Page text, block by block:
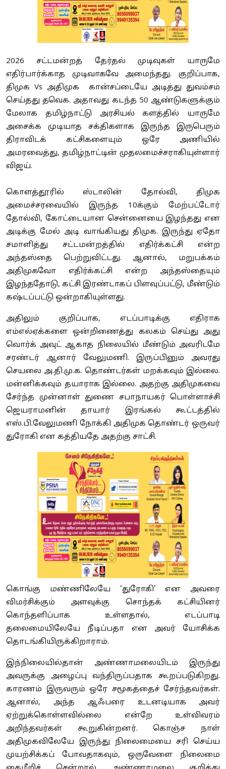
2026 சட்டமன்றத் தேர்தல் முடிவுகள் யாருமே
எதிர்பார்க்காத முடிவாகவே அமைந்தது. குறிப்பாக,
திமுக Vs அதிமுக கான்சப்டையே அடித்து துவம்சம்
செய்தது தவெக. அதாவது கடந்த 50 ஆண்டுகளுக்கும்
மேலாக தமிழ்நாட்டு அரசியல் களத்தில் யாருமே
அசைக்க முடியாத சக்திகளாக இருந்த இருபெரும்
திராவிடக் கட்சிகளையும் ஒரே அணியில்
அமரவைத்து, தமிழ்நாட்டின் முதலமைச்சராகியுள்ளார்
விஜய்.
கொளத்தூரில் ஸ்டாலின் தோல்வி, திமுக
அமைச்சரவையில் இருந்த 10க்கும் மேற்பட்டோர்
தோல்வி, கோட்டையான சென்னையை இழந்தது என
அடிக்கு மேல் அடி வாங்கியது திமுக. இருந்து ஏதோ
சமாளித்து சட்டமன்றத்தில் எதிர்க்கட்சி என்ற
அந்தஸ்தை பெற்றுவிட்டது. ஆனால், மறுபக்கம்
அதிமுகவோ எதிர்க்கட்சி என்ற அந்தஸ்தையும்
இழந்ததோடு, கட்சி இரண்டாகப் பிளவுப்பட்டு, மீண்டும்
கஷ்டப்பட்டு ஒன்றாகியுள்ளது.
அதிலும் குறிப்பாக, எடப்பாடிக்கு எதிராக
எம்எல்ஏக்களை ஒன்றிணைத்து கலகம் செய்து அது
வொர்க் அவுட் ஆகாத நிலையில் மீண்டும் அவரிடமே
சரண்டர் ஆனார் வேலுமணி. இருப்பினும் அவரது
செயலை அ.தி.மு.க. தொண்டர்கள் மறக்கவும் இல்லை.
மன்னிக்கவும் தயாராக இல்லை. அதற்கு அதிமுகவை
சேர்ந்த முன்னாள் துணை சபாநாயகர் பொள்ளாச்சி
ஜெயராமனின் தாயார் இரங்கல் கூட்டத்தில்
எஸ்.பி‌.வேலுமணி நோக்கி அதிமுக தொண்டர் ஒருவர்
துரோகி என கத்தியதே அதற்கு சாட்சி.
கொங்கு மண்ணிலேயே 'துரோகி' என அவரை
விமர்சிக்கும் அளவுக்கு சொந்தக் கட்சியினர்
கொந்தளிப்பாக உள்ளதால், எடப்பாடி
தலைமையிலேயே நீடிப்பதா என அவர் யோசிக்க
தொடங்கியிருக்கிறாராம்.
இந்நிலையில்தான் அண்ணாமலையிடம் இருந்து
அவருக்கு அழைப்பு வந்திருப்பதாக கூறப்படுகிறது.
காரணம் இருவரும் ஒரே சமூகத்தைச் சேர்ந்தவர்கள்.
ஆனால், அந்த ஆஃபரை உடனடியாக அவர்
ஏற்றுக்கொள்ளவில்லை என்றே உள்விவரம்
அறிந்தவர்கள் கூறுகின்றனர். கொஞ்ச நாள்
அதிமுகவிலேயே இருந்து நிலைமையை சரி செய்ய
முயற்சிக்கப் போவதாகவும், ஒருவேளை நிலைமை